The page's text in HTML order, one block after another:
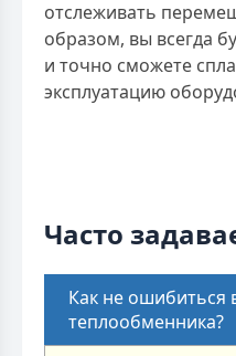
отслеживать
образом, вы всегда
и точно сможете
эксплуатацию
Часто
Как не ошибиться
теплообменника?